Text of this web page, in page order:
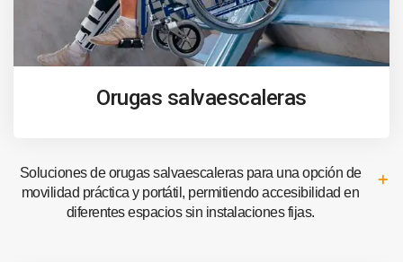
Orugas salvaescaleras
Soluciones de orugas salvaescaleras para una opción de
movilidad práctica y portátil, permitiendo accesibilidad en
diferentes espacios sin instalaciones fijas.